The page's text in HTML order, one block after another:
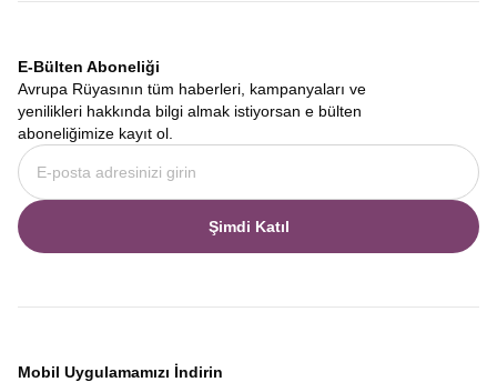
E-Bülten Aboneliği
Avrupa Rüyasının tüm haberleri, kampanyaları ve
yenilikleri hakkında bilgi almak istiyorsan e bülten
aboneliğimize kayıt ol.
Şimdi Katıl
Mobil Uygulamamızı İndirin